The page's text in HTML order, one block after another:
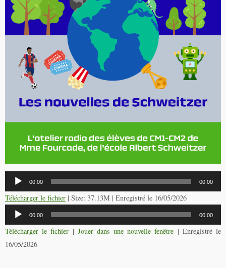
Lecteur
audio
00:00 00:00
Télécharger le fichier | Size: 37.13M | Enregistré le 16/05/2026
Lecteur
audio
00:00 00:00
Télécharger le fichier | Jouer dans une nouvelle fenêtre | Enregistré le
16/05/2026